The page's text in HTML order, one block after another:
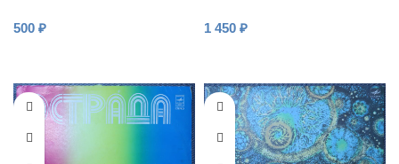
500 ₽ 1 450 ₽